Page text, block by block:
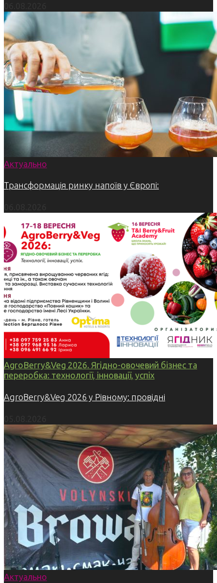
Актуально
Трансформація ринку напоїв у Європі:
AgroBerry&Veg 2026. Ягідно-овочевий бізнес та
переробка: технології, інновації, успіх
AgroBerry&Veg 2026 у Рівному: провідні
Актуально